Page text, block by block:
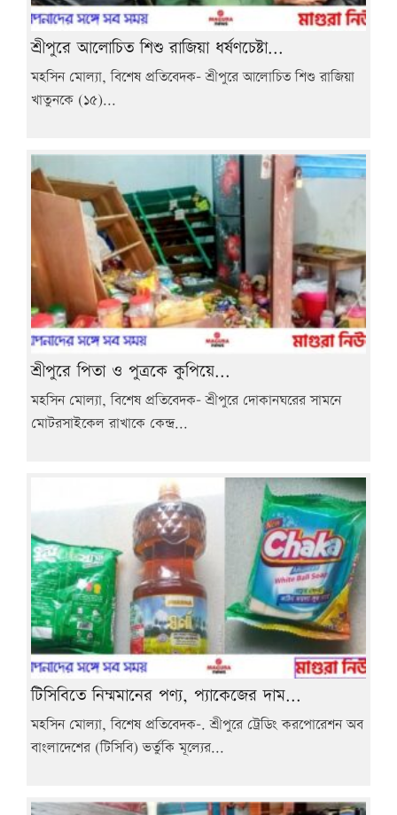
শ্রীপুরে আলোচিত শিশু রাজিয়া ধর্ষণচেষ্টা...
মহসিন মোল্যা, বিশেষ প্রতিবেদক- শ্রীপুরে আলোচিত শিশু রাজিয়া
খাতুনকে (১৫)...
শ্রীপুরে পিতা ও পুত্রকে কুপিয়ে...
মহসিন মোল্যা, বিশেষ প্রতিবেদক- শ্রীপুরে দোকানঘরের সামনে
মোটরসাইকেল রাখাকে কেন্দ্র...
টিসিবিতে নিম্মমানের পণ্য, প্যাকেজের দাম...
মহসিন মোল্যা, বিশেষ প্রতিবেদক-. শ্রীপুরে ট্রেডিং করপোরেশন অব
বাংলাদেশের (টিসিবি) ভর্তুকি মূল্যের...